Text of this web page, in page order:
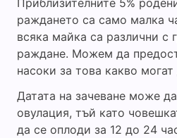
Приблизителните 5%
раждането са само малка
всяка майка са различни с
раждане. Можем да
насоки за това какво могат
Датата на зачеване може
овулация, тъй като
да се оплоди за 12 до 24